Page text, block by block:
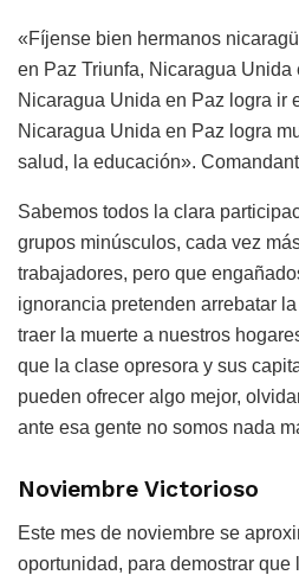
«Fíjense bien hermanos
en Paz Triunfa, Nicaragua Unida
Nicaragua Unida en Paz logra ir
Nicaragua Unida en Paz logra
salud, la educación».
Sabemos todos la clara
grupos minúsculos, cada vez
trabajadores, pero que
ignorancia pretenden arrebatar
traer la muerte a nuestros
que la clase opresora y sus
pueden ofrecer algo mejor,
ante esa gente no somos nada
Noviembre Victorioso
Este mes de noviembre se
oportunidad, para demostrar